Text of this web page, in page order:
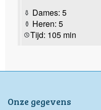
Dames: 5
Heren: 5
Tijd: 105 min
Onze gegevens